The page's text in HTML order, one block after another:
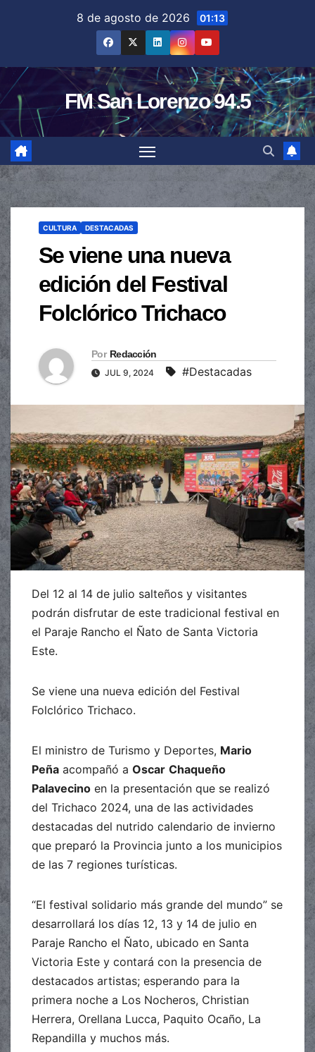
8 de agosto de 2026 01:13
FM San Lorenzo 94.5
CULTURA DESTACADAS
Se viene una nueva
edición del Festival
Folclórico Trichaco
Por Redacción
JUL 9, 2024 #Destacadas
Del 12 al 14 de julio salteños y visitantes
podrán disfrutar de este tradicional festival en
el Paraje Rancho el Ñato de Santa Victoria
Este.
Se viene una nueva edición del Festival
Folclórico Trichaco.
El ministro de Turismo y Deportes, Mario
Peña acompañó a Oscar Chaqueño
Palavecino en la presentación que se realizó
del Trichaco 2024, una de las actividades
destacadas del nutrido calendario de invierno
que preparó la Provincia junto a los municipios
de las 7 regiones turísticas.
“El festival solidario más grande del mundo” se
desarrollará los días 12, 13 y 14 de julio en
Paraje Rancho el Ñato, ubicado en Santa
Victoria Este y contará con la presencia de
destacados artistas; esperando para la
primera noche a Los Nocheros, Christian
Herrera, Orellana Lucca, Paquito Ocaño, La
Repandilla y muchos más.